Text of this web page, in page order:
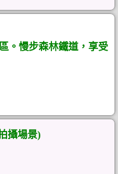
。慢步森林鐵道，享受
攝場景)